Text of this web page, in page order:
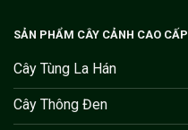
SẢN PHẨM CÂY CẢNH CAO CẤP
Cây Tùng La Hán
Cây Thông Đen